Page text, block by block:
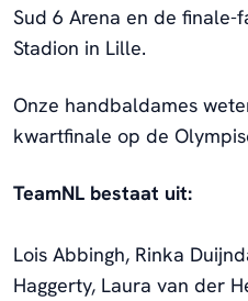
Sud 6 Arena en de finale-
Stadion in Lille.
Onze handbaldames
kwartfinale op de
TeamNL bestaat uit:
Lois Abbingh, Rinka
Haggerty, Laura van der